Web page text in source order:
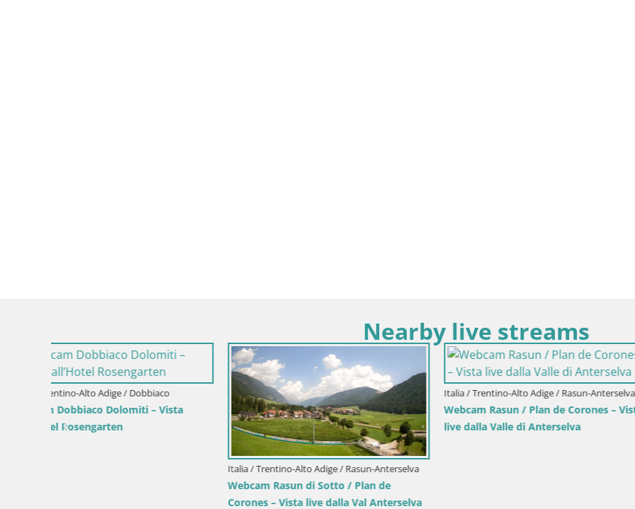
Nearby live streams
Webcam Gitschlift / seggiovia Gitsch
Italia / Trentino-Alto Adige / Brunico
Stazione sciistica di Plan de Corones |
vista su Brunico